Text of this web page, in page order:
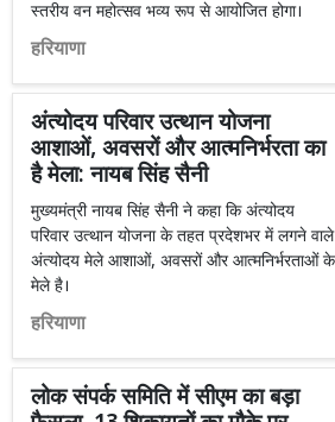
स्तरीय वन महोत्सव भव्य रूप से आयोजित होगा।
हरियाणा
अंत्योदय परिवार उत्थान योजना
आशाओं, अवसरों और आत्मनिर्भरता का
है मेला: नायब सिंह सैनी
मुख्यमंत्री नायब सिंह सैनी ने कहा कि अंत्योदय
परिवार उत्थान योजना के तहत प्रदेशभर में लगने वाले
अंत्योदय मेले आशाओं, अवसरों और आत्मनिर्भरताओं के
मेले है।
हरियाणा
लोक संपर्क समिति में सीएम का बड़ा